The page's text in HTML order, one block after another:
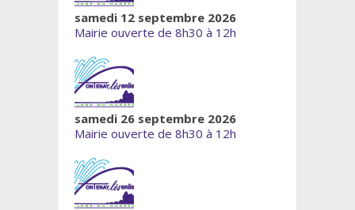
samedi 12 septembre 2026
Mairie ouverte de 8h30 à 12h
samedi 26 septembre 2026
Mairie ouverte de 8h30 à 12h